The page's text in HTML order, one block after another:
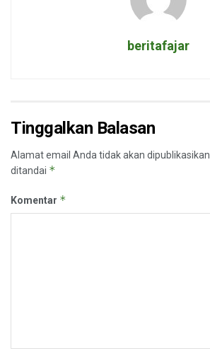
beritafajar
Tinggalkan Balasan
Alamat email Anda tidak akan dipublikasikan.
ditandai *
Komentar *